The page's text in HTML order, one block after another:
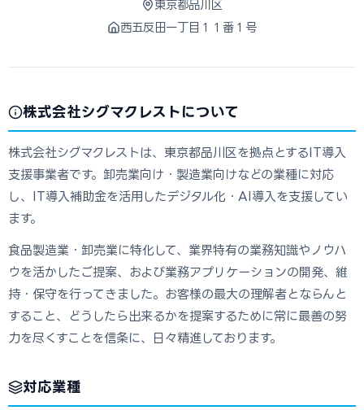
東京都品川区
西五反田一丁目１１番１号
株式会社シグマクレストについて
株式会社シグマクレストは、東京都品川区を拠点とするIT導入
支援事業者です。卸売業向け・製造業向けなどの業種に対応
し、IT導入補助金を活用したデジタル化・AI導入を支援してい
ます。
食品製造業・卸売業に特化して、業界特有の業務知識やノウハ
ウを活かしたご提案、および業務アプリケーションの開発、維
持・保守を行ってきました。お客様の最大の理解者とならんと
すること、どうしたら出来るかを提案するために常に最善の努
力を尽くすことを信条に、日々精進しております。
対応業種